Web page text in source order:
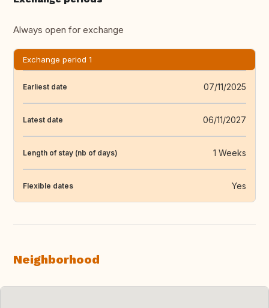
Always open for exchange
Exchange period 1
Earliest date 07/11/2025
Latest date 06/11/2027
Length of stay (nb of days) 1 Weeks
Flexible dates Yes
Neighborhood